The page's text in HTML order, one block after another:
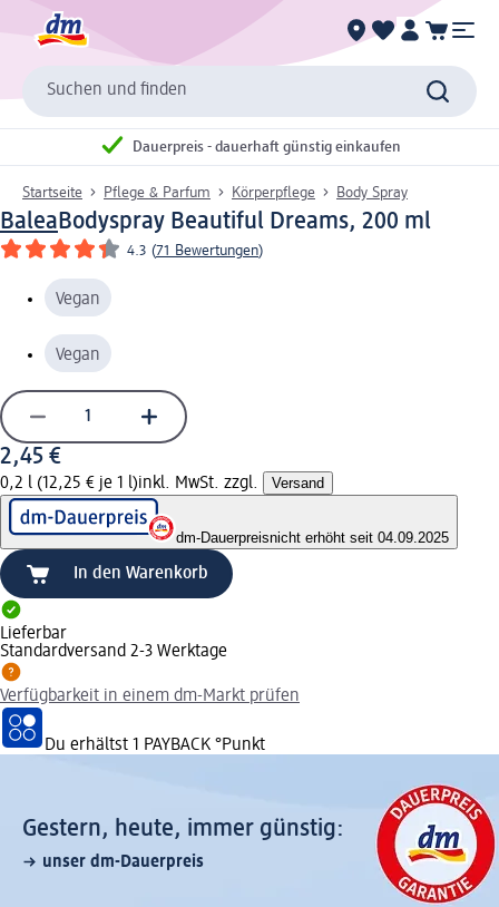
Suchen und finden
Dauerpreis - dauerhaft günstig einkaufen
Startseite Pflege & Parfum Körperpflege Body Spray
BaleaBodyspray Beautiful Dreams, 200 ml
4.3 (71 Bewertungen)
Vegan
Vegan
2,45 €
0,2 l (12,25 € je 1 l)inkl. MwSt. zzgl. Versand
dm-Dauerpreisnicht erhöht seit 04.09.2025
In den Warenkorb
Lieferbar
Standardversand 2-3 Werktage
Verfügbarkeit in einem dm-Markt prüfen
Du erhältst 1 PAYBACK °Punkt
Gestern, heute, immer günstig:
unser dm-Dauerpreis